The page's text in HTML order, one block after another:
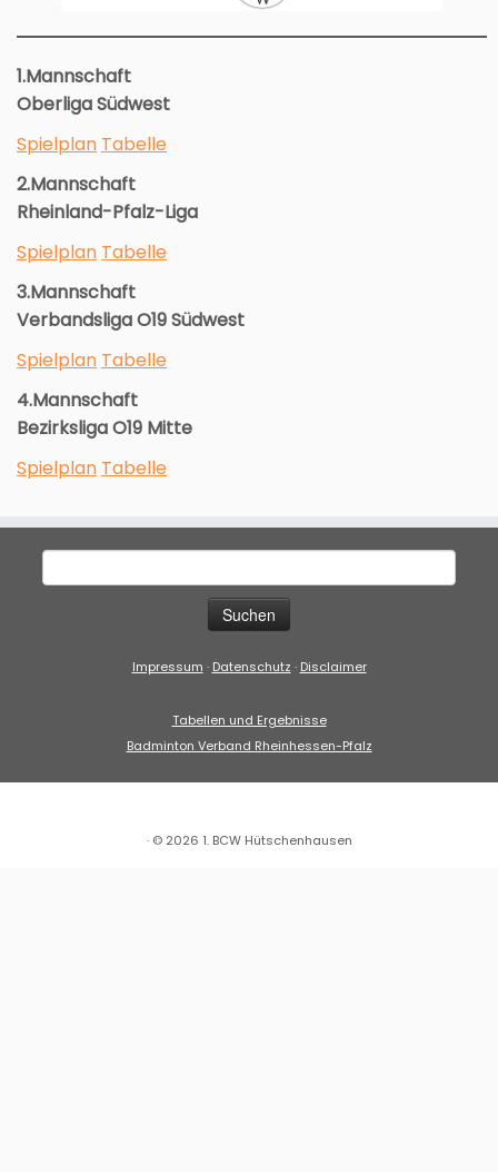
1.Mannschaft
Oberliga Südwest
Spielplan Tabelle
2.Mannschaft
Rheinland-Pfalz-Liga
Spielplan Tabelle
3.Mannschaft
Verbandsliga O19 Südwest
Spielplan Tabelle
4.Mannschaft
Bezirksliga O19 Mitte
Spielplan Tabelle
Suche
Impressum · Datenschutz · Disclaimer
Tabellen und Ergebnisse
Badminton Verband Rheinhessen-Pfalz
· © 2026 1. BCW Hütschenhausen